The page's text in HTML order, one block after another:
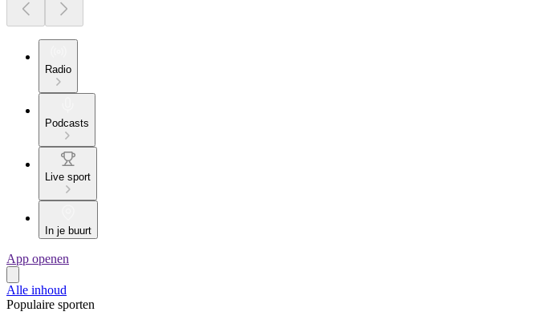
Radio
Podcasts
Live sport
In je buurt
App openen
Alle inhoud
Populaire sporten